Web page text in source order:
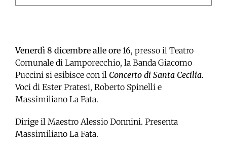
Venerdì 8 dicembre alle ore 16, presso il Teatro
Comunale di Lamporecchio, la Banda Giacomo
Puccini si esibisce con il Concerto di Santa Cecilia.
Voci di Ester Pratesi, Roberto Spinelli e
Massimiliano La Fata.
Dirige il Maestro Alessio Donnini. Presenta
Massimiliano La Fata.